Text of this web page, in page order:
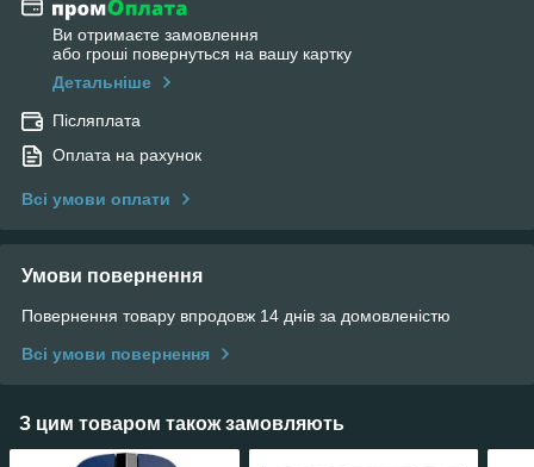
Ви отримаєте замовлення
або гроші повернуться на вашу картку
Детальніше
Післяплата
Оплата на рахунок
Всі умови оплати
Умови повернення
Повернення товару впродовж 14 днів за домовленістю
Всі умови повернення
З цим товаром також замовляють